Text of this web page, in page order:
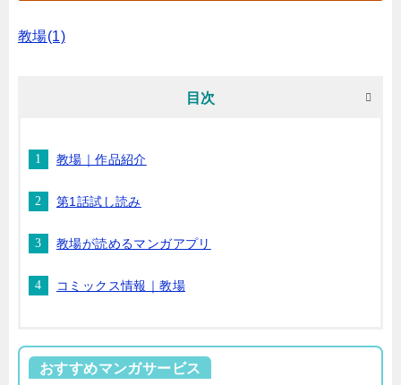
教場(1)
目次
教場｜作品紹介
第1話試し読み
教場が読めるマンガアプリ
コミックス情報｜教場
おすすめマンガサービス